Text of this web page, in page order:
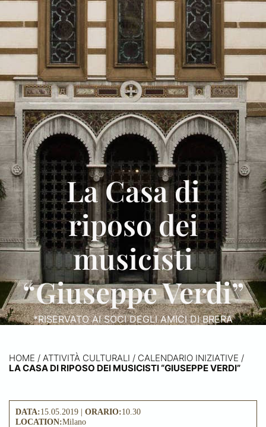
La Casa di
riposo dei
musicisti
“Giuseppe Verdi”
*RISERVATO AI SOCI DEGLI AMICI DI BRERA
HOME / ATTIVITÀ CULTURALI / CALENDARIO INIZIATIVE /
LA CASA DI RIPOSO DEI MUSICISTI “GIUSEPPE VERDI”
DATA:15.05.2019 | ORARIO:10.30
LOCATION:Milano